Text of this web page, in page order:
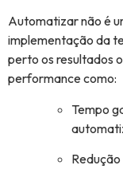
Automatizar não é
implementação da
perto os resultados
performance como:
Tempo